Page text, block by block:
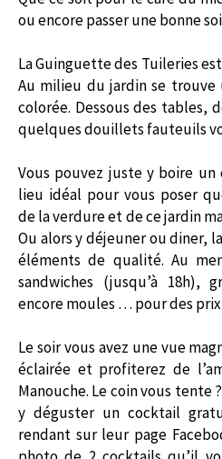
ou encore passer une bonne
La Guinguette des Tuileries
Au milieu du jardin se
colorée. Dessous des tables,
quelques douillets fauteuils
Vous pouvez juste y boire un
lieu idéal pour vous poser
de la verdure et de ce jardin
Ou alors y déjeuner ou diner,
éléments de qualité. Au
sandwiches (jusqu’à 18h),
encore moules … pour des prix
Le soir vous avez une vue
éclairée et profiterez de
Manouche. Le coin vous tente
y déguster un cocktail
rendant sur leur page